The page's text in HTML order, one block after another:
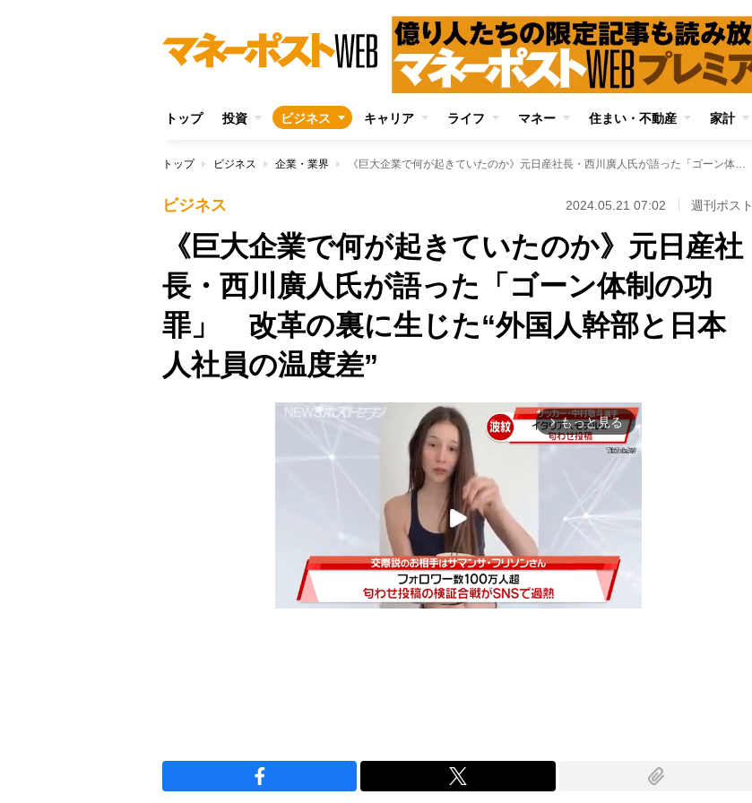
トップ 投資 ビジネス キャリア ライフ マネー 住まい・不動産 家計
トップ ビジネス 企業・業界 《巨大企業で何が起きていたのか》元日産社長・西川廣人氏が語った「ゴーン体制の功罪」 改革の裏に生じた“外国人幹部と日本人社員の温度差”
ビジネス 2024.05.21 07:02 週刊ポスト
《巨大企業で何が起きていたのか》元日産社
長・西川廣人氏が語った「ゴーン体制の功
罪」 改革の裏に生じた“外国人幹部と日本
人社員の温度差”
arrow_forward_ios もっと見る